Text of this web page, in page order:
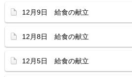
12月9日 給食の献立
12月8日 給食の献立
12月5日 給食の献立